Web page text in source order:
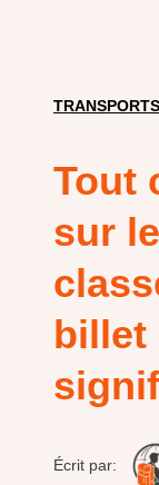
TRANSPORTS
Tout
sur
billet
Écrit par: